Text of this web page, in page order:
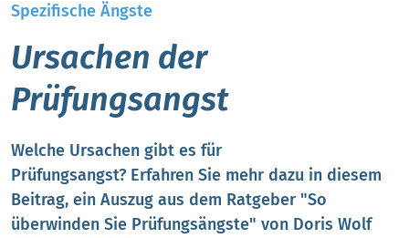
Spezifische Ängste
Ursachen der
Prüfungsangst
Welche Ursachen gibt es für
Prüfungsangst? Erfahren Sie mehr dazu in diesem
Beitrag, ein Auszug aus dem Ratgeber "So
überwinden Sie Prüfungsängste" von Doris Wolf